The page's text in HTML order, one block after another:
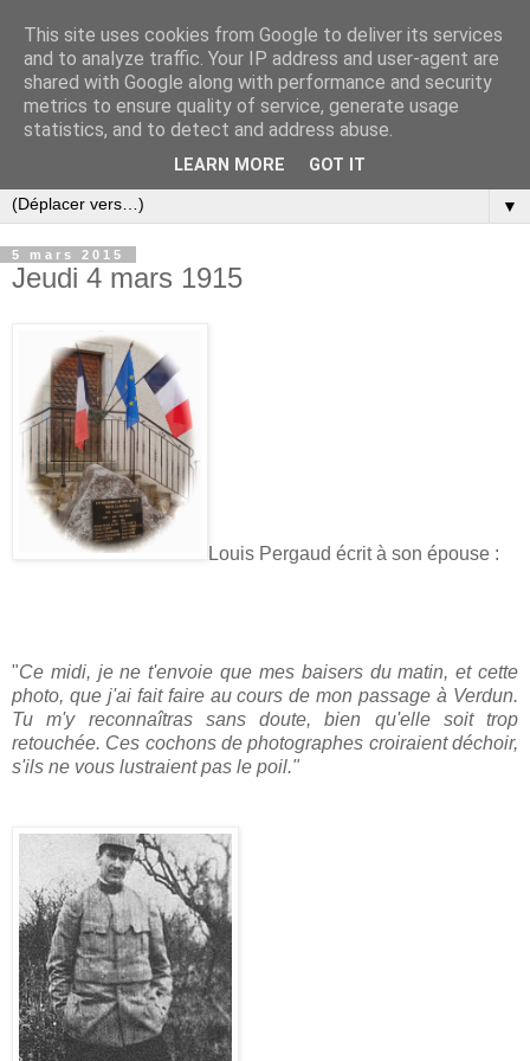
▼
5 mars 2015
Jeudi 4 mars 1915
Louis Pergaud écrit à son épouse :
"Ce midi, je ne t'envoie que mes baisers du matin, et cette
photo, que j'ai fait faire au cours de mon passage à Verdun.
Tu m'y reconnaîtras sans doute, bien qu'elle soit trop
retouchée. Ces cochons de photographes croiraient déchoir,
s'ils ne vous lustraient pas le poil."
This site uses cookies from Google to deliver its services
and to analyze traffic. Your IP address and user-agent are
shared with Google along with performance and security
metrics to ensure quality of service, generate usage
statistics, and to detect and address abuse.
LEARN MORE GOT IT